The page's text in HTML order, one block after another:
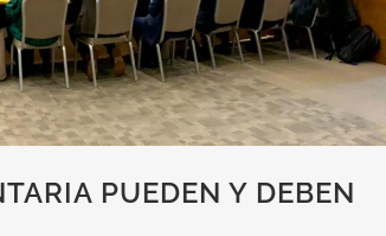
PUEDEN Y DEBEN